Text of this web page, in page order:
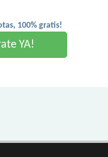
100% gratis!
YA!